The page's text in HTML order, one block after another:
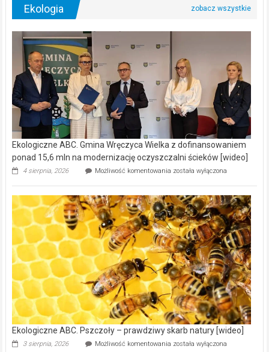
Ekologia
Ekologiczne ABC. Gmina Wręczyca Wielka z dofinansowaniem
ponad 15,6 mln na modernizację oczyszczalni ścieków [wideo]
4 sierpnia, 2026 Możliwość komentowania Ekologiczne
Wręczyca
Wielka
z
dofinansowaniem
ponad
15,6
mln
na
modernizację
oczyszczalni
ścieków
[wideo]
została wyłączona
Ekologiczne ABC. Pszczoły – prawdziwy skarb natury [wideo]
3 sierpnia, 2026 Możliwość komentowania Ekologiczne
została wyłączona